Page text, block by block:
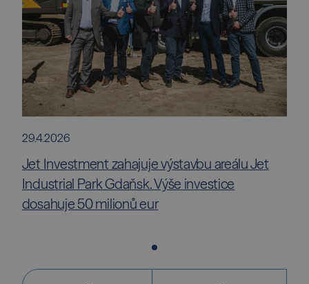
29.4.2026
Jet Investment zahajuje výstavbu areálu Jet
Industrial Park Gdaňsk. Výše investice
dosahuje 50 milionů eur